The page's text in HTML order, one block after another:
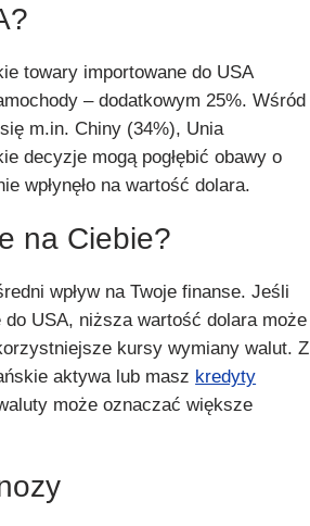
towary importowane do USA
– dodatkowym 25%. Wśród
m.in. Chiny (34%), Unia
decyzje mogą pogłębić obawy o
wpłynęło na wartość dolara.
na Ciebie?
wpływ na Twoje finanse. Jeśli
USA, niższa wartość dolara może
kursy wymiany walut. Z
aktywa lub masz kredyty
może oznaczać większe